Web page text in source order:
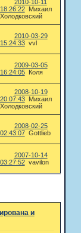
2010-10-11
18:26:22
Михаил
Холодковский
2010-03-29
15:24:33 vvl
2009-03-05
16:24:05
Коля
2008-10-19
20:07:43
Михаил
Холодковский
2008-02-25
02:43:07 Gottlieb
2007-10-14
03:27:52 vavilon
и